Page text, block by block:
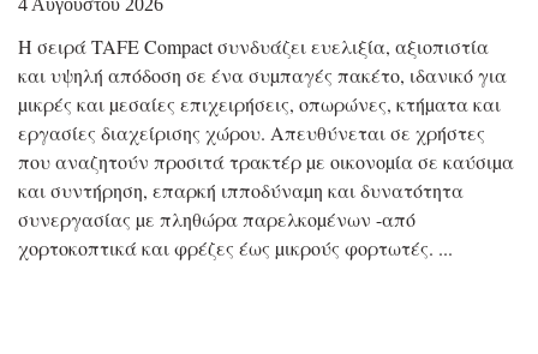
Η σειρά TAFE Compact συνδυάζει ευελιξία, αξιοπιστία
και υψηλή απόδοση σε ένα συµπαγές πακέτο, ιδανικό για
µικρές και µεσαίες επιχειρήσεις, οπωρώνες, κτήµατα και
εργασίες διαχείρισης χώρου. Απευθύνεται σε χρήστες
που αναζητούν προσιτά τρακτέρ µε οικονοµία σε καύσιµα
και συντήρηση, επαρκή ιπποδύναµη και δυνατότητα
συνεργασίας µε πληθώρα παρελκοµένων -από
χορτοκοπτικά και φρέζες έως µικρούς φορτωτές.